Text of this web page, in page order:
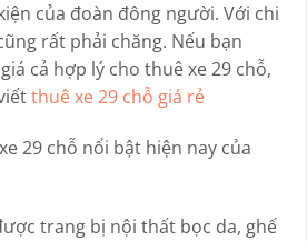
của đoàn đông người. Với chi
rất phải chăng. Nếu bạn
cả hợp lý cho thuê xe 29 chỗ,
thuê xe 29 chỗ giá rẻ
29 chỗ nổi bật hiện nay của
trang bị nội thất bọc da, ghế